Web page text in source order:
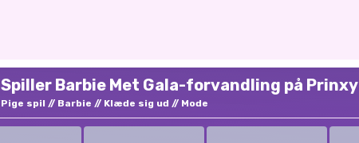
Spiller Barbie Met Gala-forvandling på Prinxy
Pige spil Barbie Klæde sig ud Mode